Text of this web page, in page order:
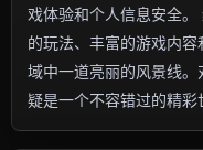
戏体验和个人信息安全
的玩法、丰富的游戏内
域中一道亮丽的风景线
疑是一个不容错过的精彩